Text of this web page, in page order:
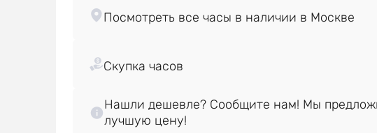
Нашли дешевле? Сообщите нам! Мы
лучшую цену!